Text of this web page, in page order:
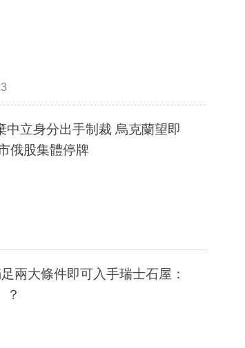
中立身分出手制裁 烏克蘭望即
俄股集體停牌
兩大條件即可入手瑞士石屋：
？